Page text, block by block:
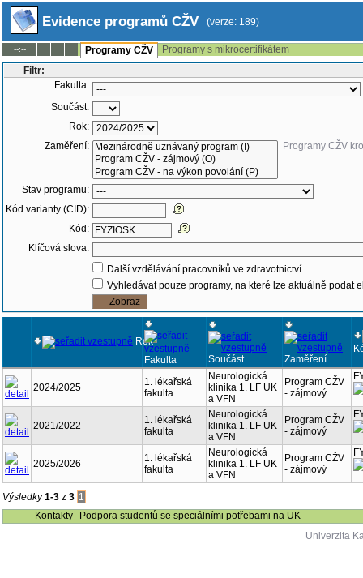
Evidence programů CŽV (verze: 189)
--:-- Programy CŽV
Programy s mikrocertifikátem
Filtr:
Fakulta:
Součást:
Rok:
Zaměření:
Programy CŽV
Stav programu:
Kód varianty (CID):
Kód:
Klíčová slova:
Další vzdělávání pracovníků ve zdravotnictví
Vyhledávat pouze programy, na které lze aktuálně podat
Rok
Fakulta
Součást Zaměření
2024/2025
1. lékařská
fakulta
Neurologická
klinika 1. LF UK
a VFN
Program CŽV
- zájmový
2021/2022
1. lékařská
fakulta
Neurologická
klinika 1. LF UK
a VFN
Program CŽV
- zájmový
2025/2026
1. lékařská
fakulta
Neurologická
klinika 1. LF UK
a VFN
Program CŽV
- zájmový
Výsledky1-3 z 3 1
Kontakty
Podpora studentů se speciálními potřebami na UK
Univerzita